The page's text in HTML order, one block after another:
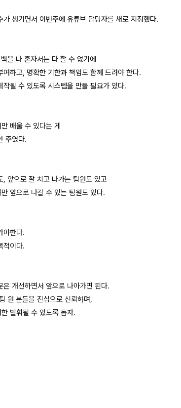
가 생기면서 이번주에 유튜브 담당자를 새로 지정했다.
을 나 혼자서는 다 할 수 없기에
여하고, 명확한 기한과 책임도 함께 드려야 한다.
작될 수 있도록 시스템을 만들 필요가 있다.
배울 수 있다는 게
주였다.
, 앞으로 잘 치고 나가는 팀원도 있고
앞으로 나갈 수 있는 팀원도 있다.
야한다.
적이다.
은 개선하면서 앞으로 나아가면 된다.
원 분들을 진심으로 신뢰하며,
발휘될 수 있도록 돕자.